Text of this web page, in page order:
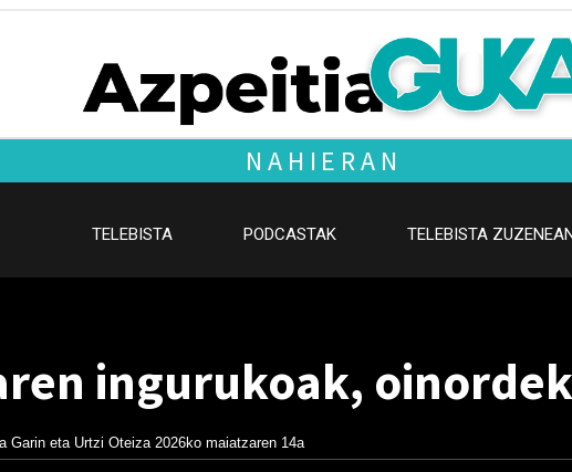
NAHIERAN
TELEBISTA PODCASTAK TELEBISTA
ingurukoak,
Garin eta Urtzi Oteiza 2026ko maiatzaren 14a